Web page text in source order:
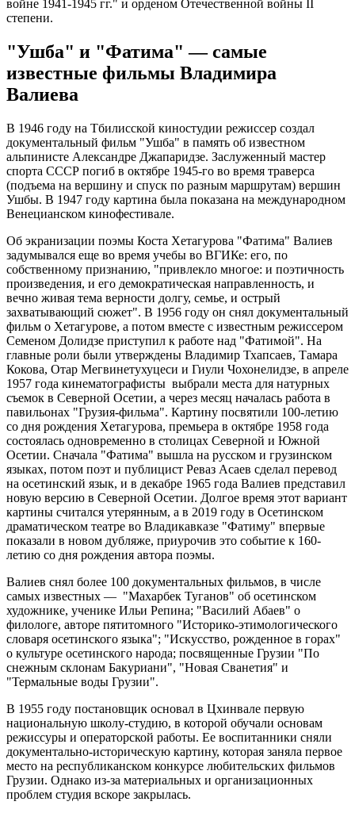
войне 1941-1945 гг." и орденом Отечественной войны II
степени.
"Ушба" и "Фатима" — самые
известные фильмы Владимира
Валиева
В 1946 году на Тбилисской киностудии режиссер создал
документальный фильм "Ушба" в память об известном
альпинисте Александре Джапаридзе. Заслуженный мастер
спорта СССР погиб в октябре 1945-го во время траверса
(подъема на вершину и спуск по разным маршрутам) вершин
Ушбы. В 1947 году картина была показана на международном
Венецианском кинофестивале.
Об экранизации поэмы Коста Хетагурова "Фатима" Валиев
задумывался еще во время учебы во ВГИКе: его, по
собственному признанию, "привлекло многое: и поэтичность
произведения, и его демократическая направленность, и
вечно живая тема верности долгу, семье, и острый
захватывающий сюжет". В 1956 году он снял документальный
фильм о Хетагурове, а потом вместе с известным режиссером
Семеном Долидзе приступил к работе над "Фатимой". На
главные роли были утверждены Владимир Тхапсаев, Тамара
Кокова, Отар Мегвинетухуцеси и Гиули Чохонелидзе, в апреле
1957 года кинематографисты выбрали места для натурных
съемок в Северной Осетии, а через месяц началась работа в
павильонах "Грузия-фильма". Картину посвятили 100-летию
со дня рождения Хетагурова, премьера в октябре 1958 года
состоялась одновременно в столицах Северной и Южной
Осетии. Сначала "Фатима" вышла на русском и грузинском
языках, потом поэт и публицист Реваз Асаев сделал перевод
на осетинский язык, и в декабре 1965 года Валиев представил
новую версию в Северной Осетии. Долгое время этот вариант
картины считался утерянным, а в 2019 году в Осетинском
драматическом театре во Владикавказе "Фатиму" впервые
показали в новом дубляже, приурочив это событие к 160-
летию со дня рождения автора поэмы.
Валиев снял более 100 документальных фильмов, в числе
самых известных — "Махарбек Туганов" об осетинском
художнике, ученике Ильи Репина; "Василий Абаев" о
филологе, авторе пятитомного "Историко-этимологического
словаря осетинского языка"; "Искусство, рожденное в горах"
о культуре осетинского народа; посвященные Грузии "По
снежным склонам Бакуриани", "Новая Сванетия" и
"Термальные воды Грузии".
В 1955 году постановщик основал в Цхинвале первую
национальную школу-студию, в которой обучали основам
режиссуры и операторской работы. Ее воспитанники сняли
документально-историческую картину, которая заняла первое
место на республиканском конкурсе любительских фильмов
Грузии. Однако из-за материальных и организационных
проблем студия вскоре закрылась.